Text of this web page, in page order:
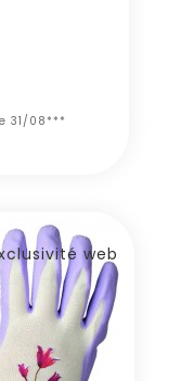
31/08***
web